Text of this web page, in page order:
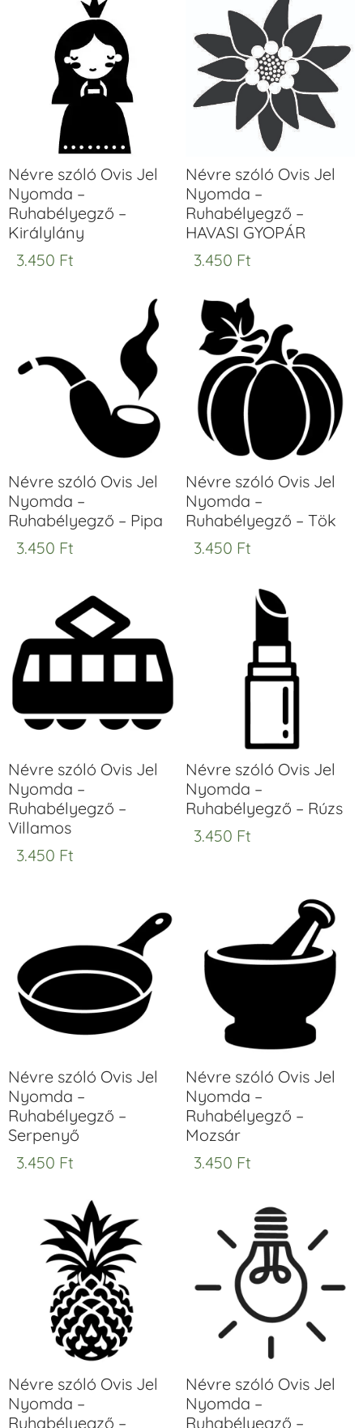
Névre szóló Ovis Jel
Nyomda –
Ruhabélyegző –
Királylány
3.450 Ft
Névre szóló Ovis Jel
Nyomda –
Ruhabélyegző –
HAVASI GYOPÁR
3.450 Ft
Névre szóló Ovis Jel
Nyomda –
Ruhabélyegző – Pipa
3.450 Ft
Névre szóló Ovis Jel
Nyomda –
Ruhabélyegző – Tök
3.450 Ft
Névre szóló Ovis Jel
Nyomda –
Ruhabélyegző –
Villamos
3.450 Ft
Névre szóló Ovis Jel
Nyomda –
Ruhabélyegző – Rúzs
3.450 Ft
Névre szóló Ovis Jel
Nyomda –
Ruhabélyegző –
Serpenyő
3.450 Ft
Névre szóló Ovis Jel
Nyomda –
Ruhabélyegző –
Mozsár
3.450 Ft
Névre szóló Ovis Jel
Nyomda –
Ruhabélyegző –
Névre szóló Ovis Jel
Nyomda –
Ruhabélyegző –